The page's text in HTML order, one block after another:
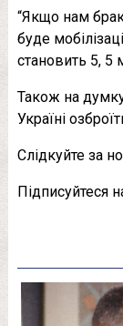
“Якщо нам
буде
становить 5, 5
Також на
Україні
Слідкуйте за
Підписуйтеся